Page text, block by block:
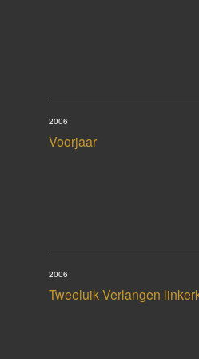
Voorjaar
2006
Tweeluik Verlangen
2006